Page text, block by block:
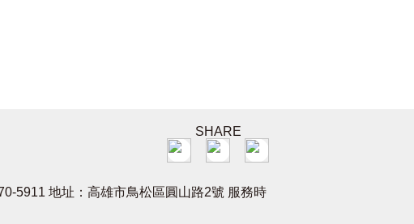
SHARE
5911 地址：高雄市鳥松區圓山路2號 服務時